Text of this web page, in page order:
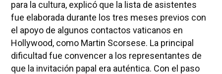
para la cultura, explicó que la lista de asistentes
fue elaborada durante los tres meses previos con
el apoyo de algunos contactos vaticanos en
Hollywood, como Martin Scorsese. La principal
dificultad fue convencer a los representantes de
que la invitación papal era auténtica. Con el paso